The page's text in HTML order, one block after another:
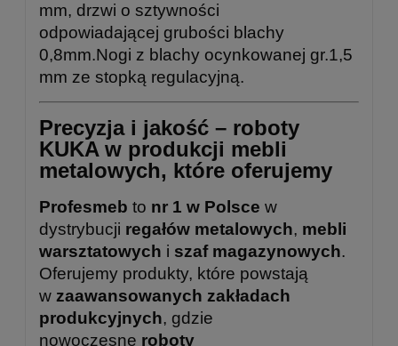
mm, drzwi o sztywności
odpowiadającej grubości blachy
0,8mm.Nogi z blachy ocynkowanej gr.1,5
mm ze stopką regulacyjną.
Precyzja i jakość – roboty
KUKA w produkcji mebli
metalowych, które oferujemy
Profesmeb to nr 1 w Polsce w
dystrybucji regałów metalowych, mebli
warsztatowych i szaf magazynowych.
Oferujemy produkty, które powstają
w zaawansowanych zakładach
produkcyjnych, gdzie
nowoczesne roboty